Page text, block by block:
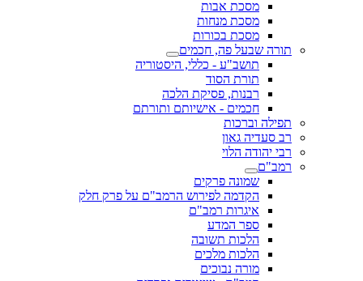
מסכת אבות
מסכת מנחות
מסכת בכורות
תורה שבעל פה, חכמים
תושב"ע - כללי, היסטוריה
תורת הסוד
רבנות, פסיקת הלכה
חכמים - אישיותם ותורתם
תפילה וברכות
רב סעדיה גאון
רבי יהודה הלוי
רמב"ם
שמונה פרקים
הקדמה לפירוש הרמב"ם על פרק חלק
איגרות רמב"ם
ספר המדע
הלכות תשובה
הלכות מלכים
מורה נבוכים